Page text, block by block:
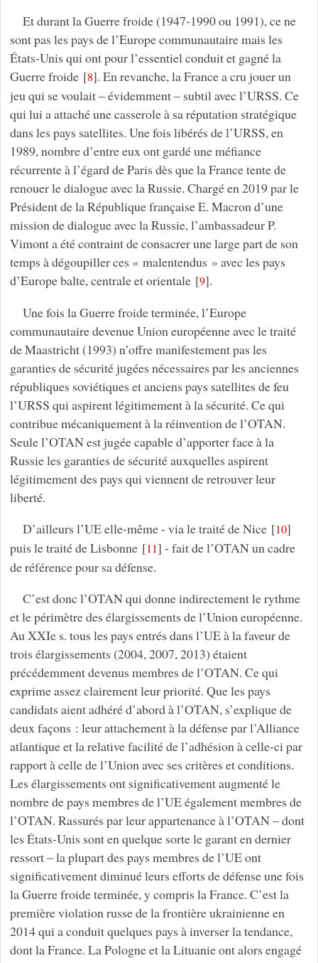
Et durant la Guerre froide (1947-1990 ou 1991), ce ne
sont pas les pays de l’Europe communautaire mais les
États-Unis qui ont pour l’essentiel conduit et gagné la
Guerre froide[8]. En revanche, la France a cru jouer un
jeu qui se voulait – évidemment – subtil avec l’URSS. Ce
qui lui a attaché une casserole à sa réputation stratégique
dans les pays satellites. Une fois libérés de l’URSS, en
1989, nombre d’entre eux ont gardé une méfiance
récurrente à l’égard de Paris dès que la France tente de
renouer le dialogue avec la Russie. Chargé en 2019 par le
Président de la République française E. Macron d’une
mission de dialogue avec la Russie, l’ambassadeur P.
Vimont a été contraint de consacrer une large part de son
temps à dégoupiller ces « malentendus » avec les pays
d’Europe balte, centrale et orientale[9].
Une fois la Guerre froide terminée, l’Europe
communautaire devenue Union européenne avec le traité
de Maastricht (1993) n’offre manifestement pas les
garanties de sécurité jugées nécessaires par les anciennes
républiques soviétiques et anciens pays satellites de feu
l’URSS qui aspirent légitimement à la sécurité. Ce qui
contribue mécaniquement à la réinvention de l’OTAN.
Seule l’OTAN est jugée capable d’apporter face à la
Russie les garanties de sécurité auxquelles aspirent
légitimement des pays qui viennent de retrouver leur
liberté.
D’ailleurs l’UE elle-même - via le traité de Nice[10]
puis le traité de Lisbonne[11] - fait de l’OTAN un cadre
de référence pour sa défense.
C’est donc l’OTAN qui donne indirectement le rythme
et le périmètre des élargissements de l’Union européenne.
Au XXIe s. tous les pays entrés dans l’UE à la faveur de
trois élargissements (2004, 2007, 2013) étaient
précédemment devenus membres de l’OTAN. Ce qui
exprime assez clairement leur priorité. Que les pays
candidats aient adhéré d’abord à l’OTAN, s’explique de
deux façons : leur attachement à la défense par l’Alliance
atlantique et la relative facilité de l’adhésion à celle-ci par
rapport à celle de l’Union avec ses critères et conditions.
Les élargissements ont significativement augmenté le
nombre de pays membres de l’UE également membres de
l’OTAN. Rassurés par leur appartenance à l’OTAN – dont
les États-Unis sont en quelque sorte le garant en dernier
ressort – la plupart des pays membres de l’UE ont
significativement diminué leurs efforts de défense une fois
la Guerre froide terminée, y compris la France. C’est la
première violation russe de la frontière ukrainienne en
2014 qui a conduit quelques pays à inverser la tendance,
dont la France. La Pologne et la Lituanie ont alors engagé